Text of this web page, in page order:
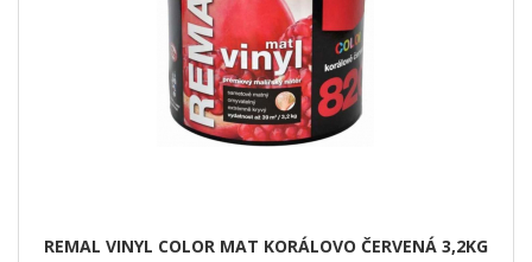
REMAL VINYL COLOR MAT KORÁLOVO ČERVENÁ 3,2KG